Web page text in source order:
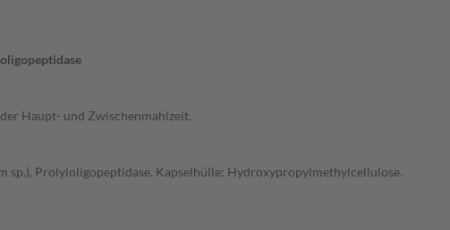
Haupt- und Zwischenmahlzeit.
sp.), Prolyloligopeptidase. Kapselhülle: Hydroxypropylmethylcellulose.